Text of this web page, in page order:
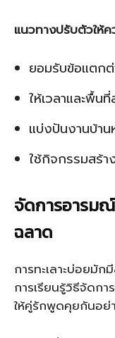
แนวทางปรับตัวให้
ยอมรับข้อแตกต่
ให้เวลาและพื้น
แบ่งปันงานบ้าน
ใช้กิจกรรมสร้
จัดการอารม
ฉลาด
การทะเลาะบ่อยมั
การเรียนรู้วิธีจัดก
ให้คู่รักพูดคุยกันอย่